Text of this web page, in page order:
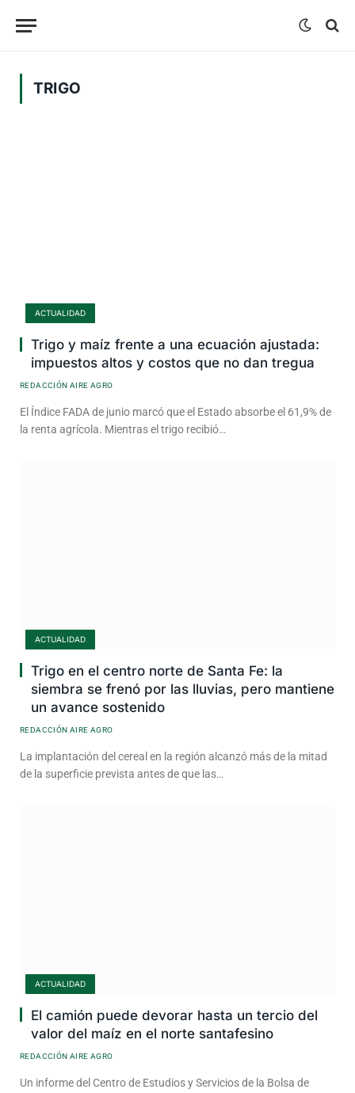
TRIGO
ACTUALIDAD
Trigo y maíz frente a una ecuación ajustada:
impuestos altos y costos que no dan tregua
REDACCIÓN AIRE AGRO
El Índice FADA de junio marcó que el Estado absorbe el 61,9% de
la renta agrícola. Mientras el trigo recibió…
ACTUALIDAD
Trigo en el centro norte de Santa Fe: la
siembra se frenó por las lluvias, pero mantiene
un avance sostenido
REDACCIÓN AIRE AGRO
La implantación del cereal en la región alcanzó más de la mitad
de la superficie prevista antes de que las…
ACTUALIDAD
El camión puede devorar hasta un tercio del
valor del maíz en el norte santafesino
REDACCIÓN AIRE AGRO
Un informe del Centro de Estudios y Servicios de la Bolsa de